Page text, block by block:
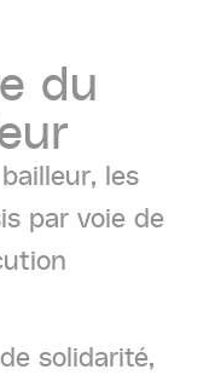
du
les
par voie de
solidarité,